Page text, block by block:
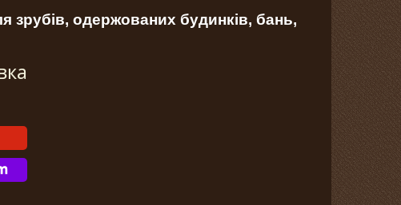
зрубів, одержованих будинків, бань,